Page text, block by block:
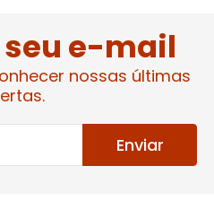
e-mail
nossas últimas
Enviar